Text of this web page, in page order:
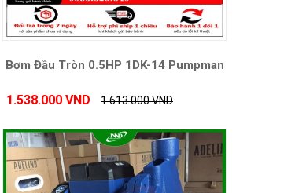
Bơm Đầu Tròn 0.5HP 1DK-14 Pumpman
1.538.000 VND 1.613.000 VND